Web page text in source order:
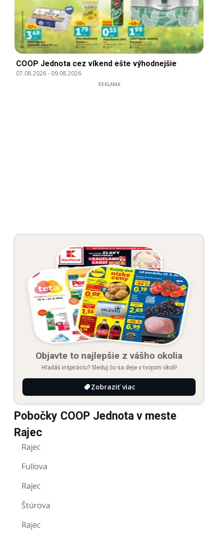
COOP Jednota cez víkend ešte výhodnejšie
07.08.2026- 09.08.2026
REKLAMA
Objavte to najlepšie z vášho okolia
Hľadáš inšpiráciu? Sleduj čo sa deje v tvojom okolí!
Zobraziť viac
Pobočky COOP Jednota v meste
Rajec
Rajec
Fullova
Rajec
Štúrova
Rajec